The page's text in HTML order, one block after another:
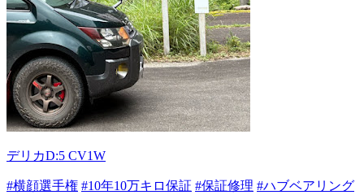
デリカD:5 CV1W
#横顔選手権 #10年10万キロ保証 #保証修理 #ハブベアリング